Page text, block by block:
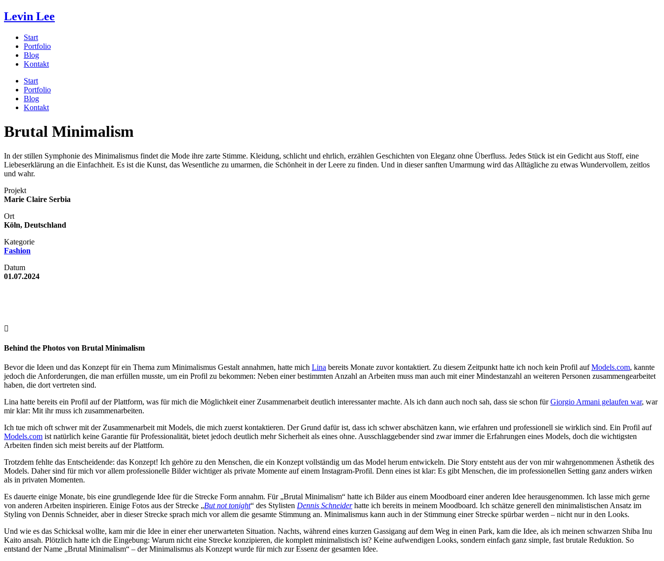
Levin Lee
Start
Portfolio
Blog
Kontakt
Start
Portfolio
Blog
Kontakt
Brutal Minimalism
In der stillen Symphonie des Minimalismus findet die Mode ihre zarte Stimme. Kleidung, schlicht und ehrlich, erzählen Geschichten von Eleganz ohne Überfluss. Jedes Stück ist ein Gedicht aus Stoff, eine
Liebeserklärung an die Einfachheit. Es ist die Kunst, das Wesentliche zu umarmen, die Schönheit in der Leere zu finden. Und in dieser sanften Umarmung wird das Alltägliche zu etwas Wundervollem, zeitlos
und wahr.
Projekt
Marie Claire Serbia
Ort
Köln, Deutschland
Kategorie
Fashion
Datum
01.07.2024
Behind the Photos von Brutal Minimalism
Bevor die Ideen und das Konzept für ein Thema zum Minimalismus Gestalt annahmen, hatte mich Lina bereits Monate zuvor kontaktiert. Zu diesem Zeitpunkt hatte ich noch kein Profil aufModels.com, kannte
jedoch die Anforderungen, die man erfüllen musste, um ein Profil zu bekommen: Neben einer bestimmten Anzahl an Arbeiten muss man auch mit einer Mindestanzahl an weiteren Personen zusammengearbeitet
haben, die dort vertreten sind.
Lina hatte bereits ein Profil auf der Plattform, was für mich die Möglichkeit einer Zusammenarbeit deutlich interessanter machte. Als ich dann auch noch sah, dass sie schon fürGiorgio Armani gelaufen war, war
mir klar: Mit ihr muss ich zusammenarbeiten.
Ich tue mich oft schwer mit der Zusammenarbeit mit Models, die mich zuerst kontaktieren. Der Grund dafür ist, dass ich schwer abschätzen kann, wie erfahren und professionell sie wirklich sind. Ein Profil auf
Models.com ist natürlich keine Garantie für Professionalität, bietet jedoch deutlich mehr Sicherheit als eines ohne. Ausschlaggebender sind zwar immer die Erfahrungen eines Models, doch die wichtigsten
Arbeiten finden sich meist bereits auf der Plattform.
Trotzdem fehlte das Entscheidende: das Konzept! Ich gehöre zu den Menschen, die ein Konzept vollständig um das Model herum entwickeln. Die Story entsteht aus der von mir wahrgenommenen Ästhetik des
Models. Daher sind für mich vor allem professionelle Bilder wichtiger als private Momente auf einem Instagram-Profil. Denn eines ist klar: Es gibt Menschen, die im professionellen Setting ganz anders wirken
als in privaten Momenten.
Es dauerte einige Monate, bis eine grundlegende Idee für die Strecke Form annahm. Für „Brutal Minimalism“ hatte ich Bilder aus einem Moodboard einer anderen Idee herausgenommen. Ich lasse mich gerne
von anderen Arbeiten inspirieren. Einige Fotos aus der Strecke „But not tonight“ des Stylisten Dennis Schneiderhatte ich bereits in meinem Moodboard. Ich schätze generell den minimalistischen Ansatz im
Styling von Dennis Schneider, aber in dieser Strecke sprach mich vor allem die gesamte Stimmung an. Minimalismus kann auch in der Stimmung einer Strecke spürbar werden – nicht nur in den Looks.
Und wie es das Schicksal wollte, kam mir die Idee in einer eher unerwarteten Situation. Nachts, während eines kurzen Gassigang auf dem Weg in einen Park, kam die Idee, als ich meinen schwarzen Shiba Inu
Kaito ansah. Plötzlich hatte ich die Eingebung: Warum nicht eine Strecke konzipieren, die komplett minimalistisch ist? Keine aufwendigen Looks, sondern einfach ganz simple, fast brutale Reduktion. So
entstand der Name „Brutal Minimalism“ – der Minimalismus als Konzept wurde für mich zur Essenz der gesamten Idee.